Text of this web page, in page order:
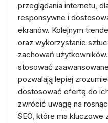
przeglądania internetu,
responsywne i
ekranów. Kolejnym
oraz wykorzystanie
zachowań
stosować
pozwalają lepiej
dostosować ofertę do
zwrócić uwagę na
SEO, które ma kluczowe